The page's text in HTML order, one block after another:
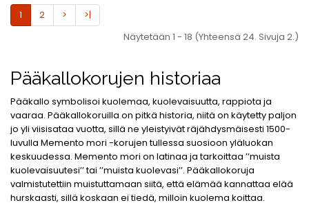
1 2 >
>|
Näytetään 1 - 18 (Yhteensä 24. Sivuja 2.)
Pääkallokorujen historiaa
Pääkallo symbolisoi kuolemaa, kuolevaisuutta, rappiota ja
vaaraa. Pääkallokoruilla on pitkä historia, niitä on käytetty paljon
jo yli viisisataa vuotta, sillä ne yleistyivät räjähdysmäisesti 1500-
luvulla Memento mori -korujen tullessa suosioon yläluokan
keskuudessa. Memento mori on latinaa ja tarkoittaa ’’muista
kuolevaisuutesi’’ tai ’’muista kuolevasi’’. Pääkallokoruja
valmistutettiin muistuttamaan siitä, että elämää kannattaa elää
hurskaasti, sillä koskaan ei tiedä, milloin kuolema koittaa.